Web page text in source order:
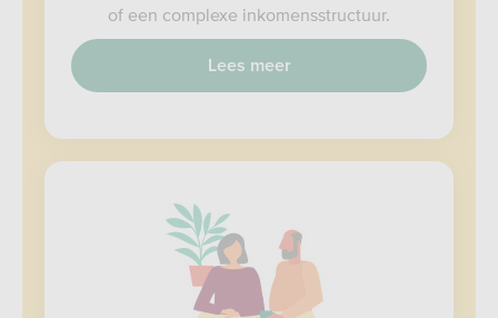
of een complexe inkomensstructuur.
Lees meer